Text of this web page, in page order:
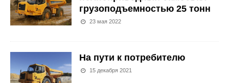
грузоподъемностью 25 тонн
23 мая 2022
На пути к потребителю
15 декабря 2021